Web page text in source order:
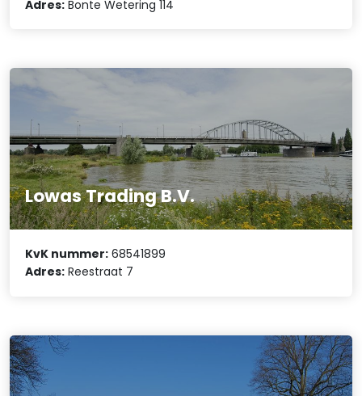
Adres: Bonte Wetering 114
Lowas Trading B.V.
KvK nummer: 68541899
Adres: Reestraat 7